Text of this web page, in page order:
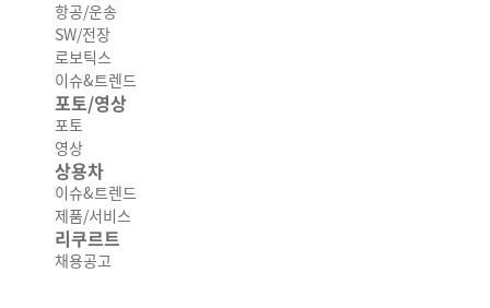
항공/운송
SW/전장
로보틱스
이슈&트렌드
포토/영상
포토
영상
상용차
이슈&트렌드
제품/서비스
리쿠르트
채용공고